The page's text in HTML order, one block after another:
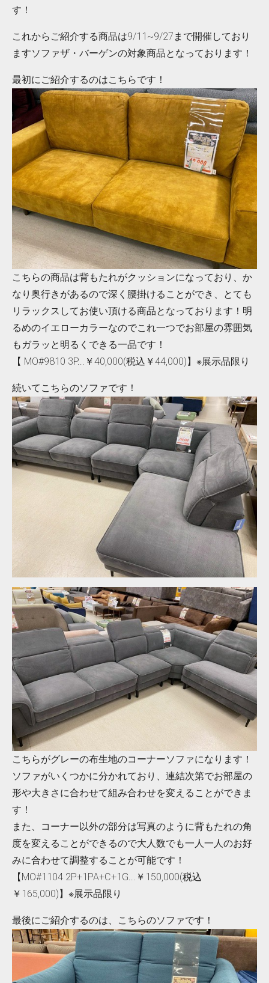
す！
これからご紹介する商品は9/11~9/27まで開催しており
ますソファザ・バーゲンの対象商品となっております！
最初にご紹介するのはこちらです！
こちらの商品は背もたれがクッションになっており、か
なり奥行きがあるので深く腰掛けることができ、とても
リラックスしてお使い頂ける商品となっております！明
るめのイエローカラーなのでこれ一つでお部屋の雰囲気
もガラッと明るくできる一品です！
【 MO#9810 3P...￥40,000(税込￥44,000)】※展示品限り
続いてこちらのソファです！
こちらがグレーの布生地のコーナーソファになります！
ソファがいくつかに分かれており、連結次第でお部屋の
形や大きさに合わせて組み合わせを変えることができま
す！
また、コーナー以外の部分は写真のように背もたれの角
度を変えることができるので大人数でも一人一人のお好
みに合わせて調整することが可能です！
【MO#1104 2P+1PA+C+1G...￥150,000(税込
￥165,000)】※展示品限り
最後にご紹介するのは、こちらのソファです！